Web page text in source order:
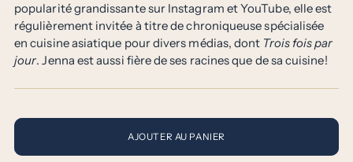
popularité grandissante sur Instagram et YouTube, elle est
régulièrement invitée à titre de chroniqueuse spécialisée
en cuisine asiatique pour divers médias, dont Trois fois par
jour. Jenna est aussi fière de ses racines que de sa cuisine!
AJOUTER AU PANIER